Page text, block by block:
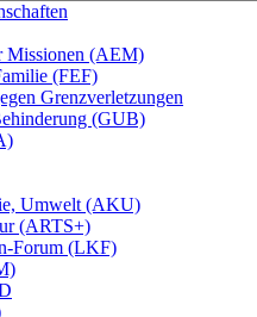
Missionen (AEM)
(FEF)
Grenzverletzungen
(GUB)
Umwelt (AKU)
(ARTS+)
Forum (LKF)